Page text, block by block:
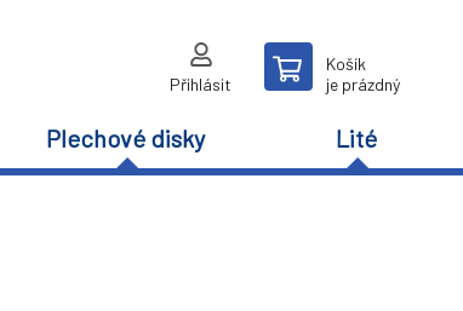
Přihlásit
Košík
je prázdný
Plechové disky Lité